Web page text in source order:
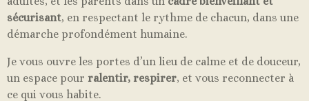
sécurisant, en respectant le rythme de chacun, dans une
démarche profondément humaine.
Je vous ouvre les portes d’un lieu de calme et de douceur,
un espace pour ralentir, respirer, et vous reconnecter à
ce qui vous habite.